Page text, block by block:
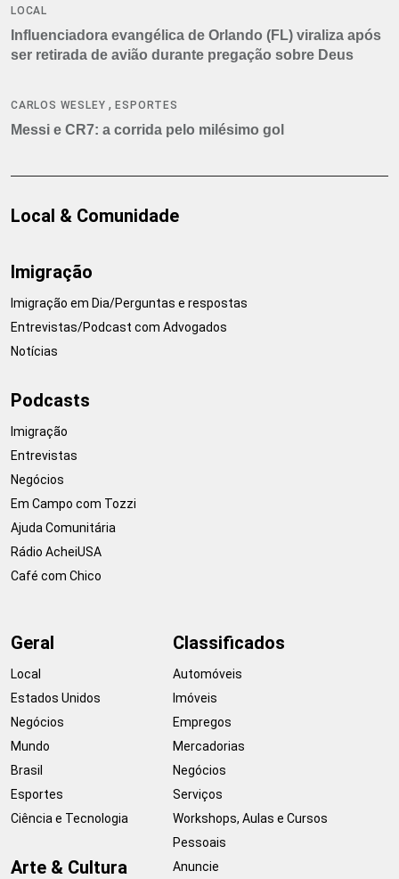
LOCAL
Influenciadora evangélica de Orlando (FL) viraliza após
ser retirada de avião durante pregação sobre Deus
CARLOS WESLEY ,ESPORTES
Messi e CR7: a corrida pelo milésimo gol
Local & Comunidade
Imigração
Imigração em Dia/Perguntas e respostas
Entrevistas/Podcast com Advogados
Notícias
Podcasts
Imigração
Entrevistas
Negócios
Em Campo com Tozzi
Ajuda Comunitária
Rádio AcheiUSA
Café com Chico
Geral
Local
Estados Unidos
Negócios
Mundo
Brasil
Esportes
Ciência e Tecnologia
Arte & Cultura
Classificados
Automóveis
Imóveis
Empregos
Mercadorias
Negócios
Serviços
Workshops, Aulas e Cursos
Pessoais
Anuncie